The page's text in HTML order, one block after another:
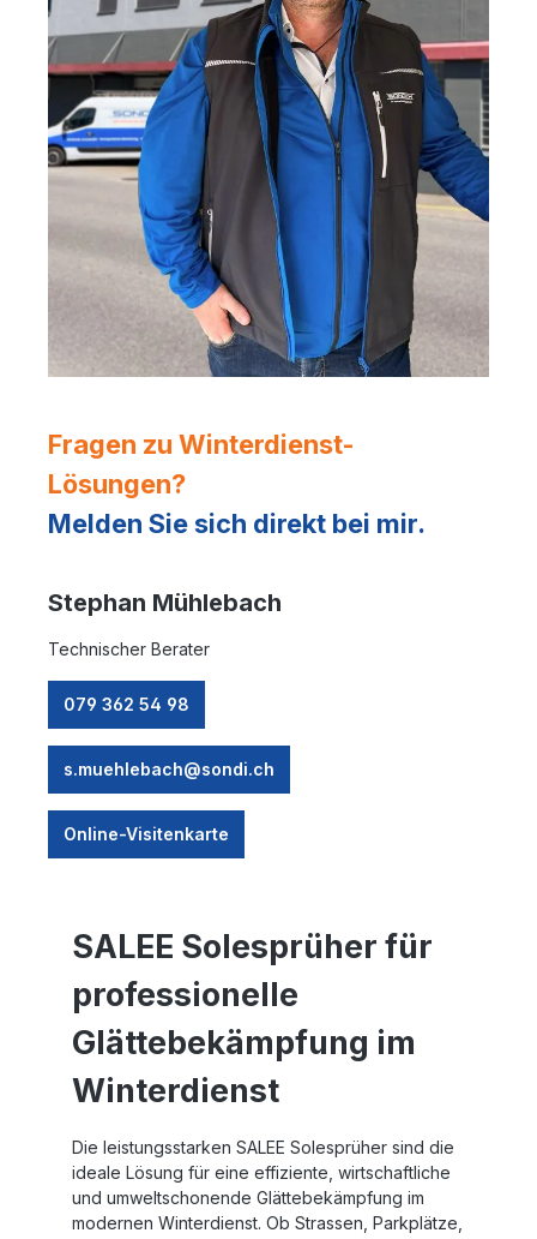
Fragen zu Winterdienst-
Lösungen?
Melden Sie sich direkt bei mir.
Stephan Mühlebach
Technischer Berater
079 362 54 98
s.muehlebach@sondi.ch
Online-Visitenkarte
SALEE Solesprüher für
professionelle
Glättebekämpfung im
Winterdienst
Die leistungsstarken SALEE Solesprüher sind die
ideale Lösung für eine effiziente, wirtschaftliche
und umweltschonende Glättebekämpfung im
modernen Winterdienst. Ob Strassen, Parkplätze,